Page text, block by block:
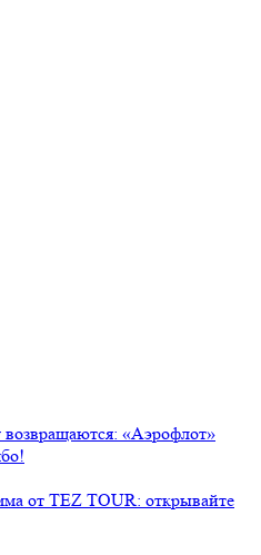
«Аэрофлот»
от TEZ TOUR: открывайте